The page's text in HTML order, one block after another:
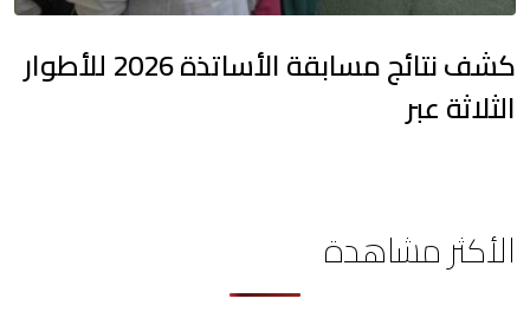
كشف نتائج مسابقة الأساتذة 2026 للأطوار
الثلاثة عبر
الأكثر مشاهدة